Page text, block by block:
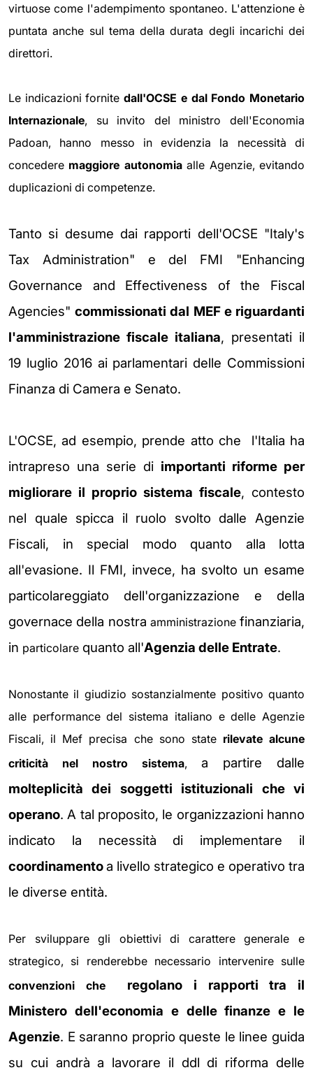
virtuose come l'adempimento spontaneo. L'attenzione è
puntata anche sul tema della durata degli incarichi dei
direttori.
Le indicazioni fornitedall'OCSE e dal Fondo Monetario
Internazionale, su invito del ministro dell'Economia
Padoan, hanno messo in evidenzia la necessità di
concedere maggiore autonomiaalle Agenzie, evitando
duplicazioni di competenze.
Tanto si desume dai rapporti dell'OCSE "Italy's
Tax Administration" e del FMI "Enhancing
Governance and Effectiveness of the Fiscal
Agencies"commissionati dal MEF e riguardanti
l'amministrazione fiscale italiana, presentati il
19 luglio 2016 ai parlamentari delle Commissioni
Finanza di Camera e Senato.
L'OCSE, ad esempio, prende atto che l'Italia ha
intrapreso una serie di importanti riforme per
migliorare il proprio sistema fiscale, contesto
nel quale spicca il ruolo svolto dalle Agenzie
Fiscali, in special modo quanto alla lotta
all'evasione. Il FMI, invece, ha svolto un esame
particolareggiato dell'organizzazione e della
governace della nostra amministrazionefinanziaria,
in particolare quanto all'Agenzia delle Entrate.
Nonostante il giudizio sostanzialmente positivo quanto
alle performance del sistema italiano e delle Agenzie
Fiscali, il Mef precisa che sono state rilevate alcune
criticità nel nostro sistema, a partire dalle
molteplicità dei soggetti istituzionali che vi
operano. A tal proposito, le organizzazioni hanno
indicato la necessità di implementare il
coordinamentoa livello strategico e operativo tra
le diverse entità.
Per sviluppare gli obiettivi di carattere generale e
strategico, si renderebbe necessario intervenire sulle
convenzioni che
regolano i rapporti tra il
Ministero dell'economia e delle finanze e le
Agenzie. E saranno proprio queste le linee guida
su cui andrà a lavorare il ddl di riforma delle